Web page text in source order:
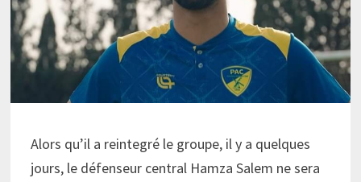
Alors qu’il a reintegré le groupe, il y a quelques
jours, le défenseur central Hamza Salem ne sera